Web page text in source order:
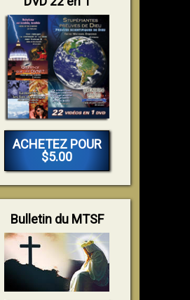
ACHETEZ POUR
$5.00
Bulletin du MTSF